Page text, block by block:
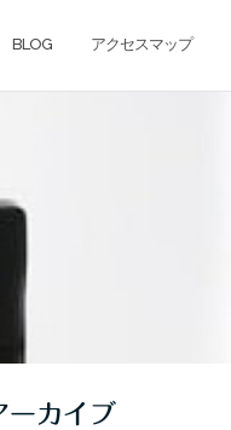
BLOG アクセスマップ
ーカイブ